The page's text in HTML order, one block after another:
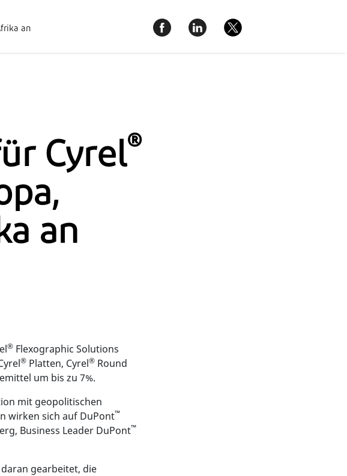
Cyrel®
an
an
®Flexographic Solutions
®Platten, Cyrel®Round
um bis zu 7%.
mit geopolitischen
wirken sich auf DuPont™
Business Leader DuPont™
gearbeitet, die